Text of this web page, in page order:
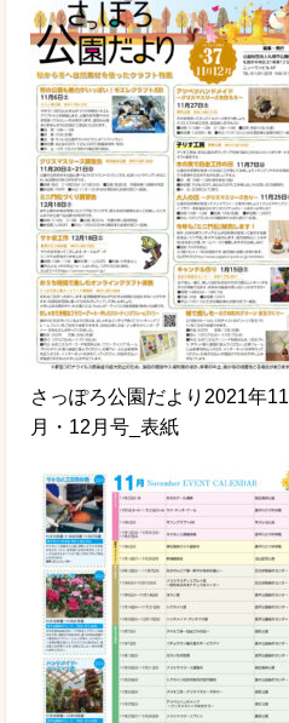
さっぽろ公園だより2021年11
月・12月号_表紙